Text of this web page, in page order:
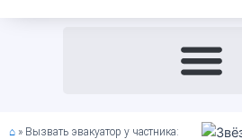
⌂ » Вызвать эвакуатор у частника: